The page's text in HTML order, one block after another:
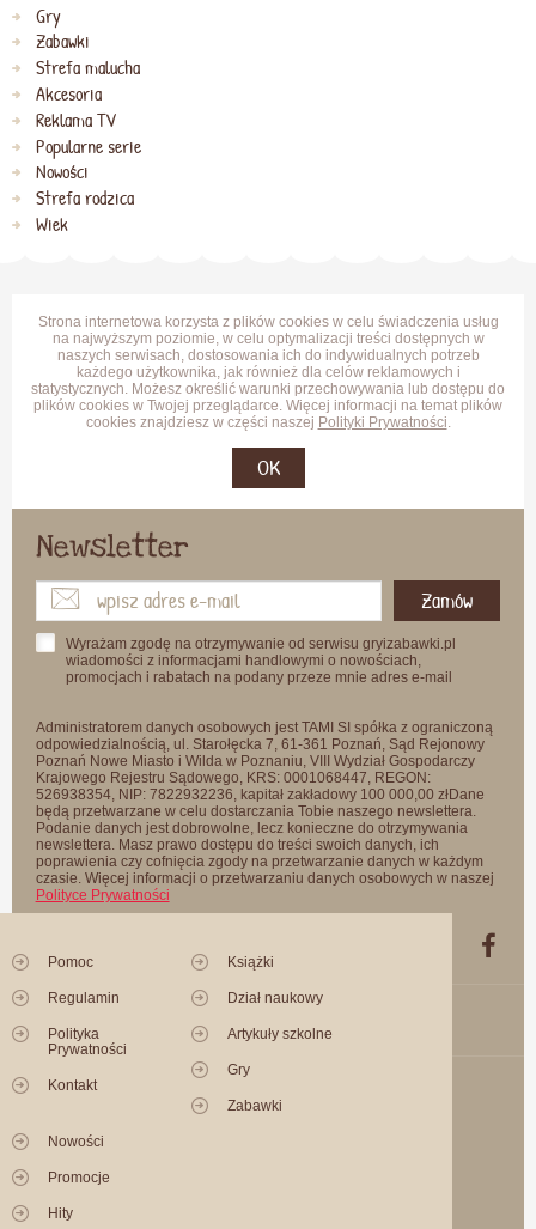
Gry
Zabawki
Strefa malucha
Akcesoria
Reklama TV
Popularne serie
Nowości
Strefa rodzica
Wiek
Strona internetowa korzysta z plików cookies w celu świadczenia usług
na najwyższym poziomie, w celu optymalizacji treści dostępnych w
naszych serwisach, dostosowania ich do indywidualnych potrzeb
każdego użytkownika, jak również dla celów reklamowych i
statystycznych. Możesz określić warunki przechowywania lub dostępu do
plików cookies w Twojej przeglądarce. Więcej informacji na temat plików
cookies znajdziesz w części naszej Polityki Prywatności.
OK
Newsletter
Zamów
Wyrażam zgodę na otrzymywanie od serwisu gryizabawki.pl
wiadomości z informacjami handlowymi o nowościach,
promocjach i rabatach na podany przeze mnie adres e-mail
Administratorem danych osobowych jest TAMI SI spółka z ograniczoną
odpowiedzialnością, ul. Starołęcka 7, 61-361 Poznań, Sąd Rejonowy
Poznań Nowe Miasto i Wilda w Poznaniu, VIII Wydział Gospodarczy
Krajowego Rejestru Sądowego, KRS: 0001068447, REGON:
526938354, NIP: 7822932236, kapitał zakładowy 100 000,00 złDane
będą przetwarzane w celu dostarczania Tobie naszego newslettera.
Podanie danych jest dobrowolne, lecz konieczne do otrzymywania
newslettera. Masz prawo dostępu do treści swoich danych, ich
poprawienia czy cofnięcia zgody na przetwarzanie danych w każdym
czasie. Więcej informacji o przetwarzaniu danych osobowych w naszej
Polityce Prywatności
Pomoc
Regulamin
Polityka
Prywatności
Kontakt
Książki
Dział naukowy
Artykuły szkolne
Gry
Zabawki
Nowości
Promocje
Hity